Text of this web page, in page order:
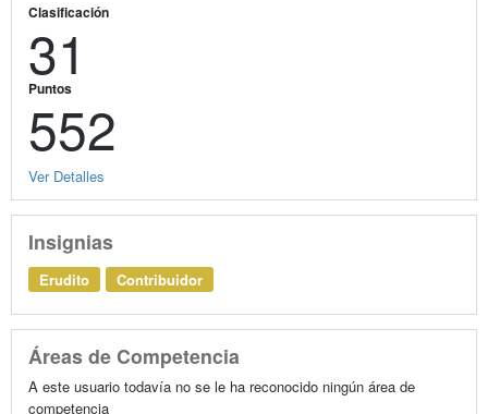
Clasificación
31
Puntos
552
Ver Detalles
Insignias
Erudito Contribuidor
Áreas de Competencia
A este usuario todavía no se le ha reconocido ningún área de
competencia